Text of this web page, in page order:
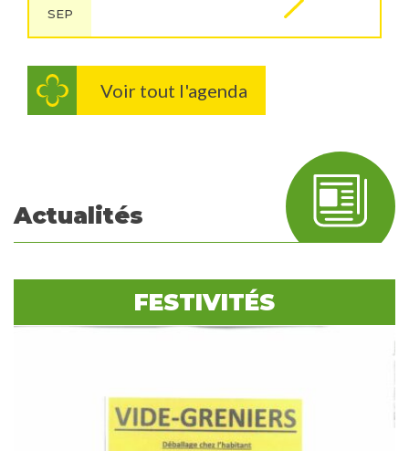
SEP
Voir tout l'agenda
Actualités
FESTIVITÉS